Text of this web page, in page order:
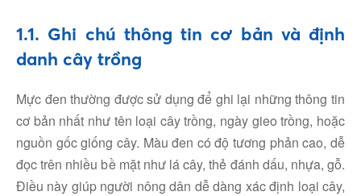
1.1. Ghi chú thông tin cơ bản và định
danh cây trồng
Mực đen thường được sử dụng để ghi lại những thông tin
cơ bản nhất như tên loại cây trồng, ngày gieo trồng, hoặc
nguồn gốc giống cây. Màu đen có độ tương phản cao, dễ
đọc trên nhiều bề mặt như lá cây, thẻ đánh dấu, nhựa, gỗ.
Điều này giúp người nông dân dễ dàng xác định loại cây,